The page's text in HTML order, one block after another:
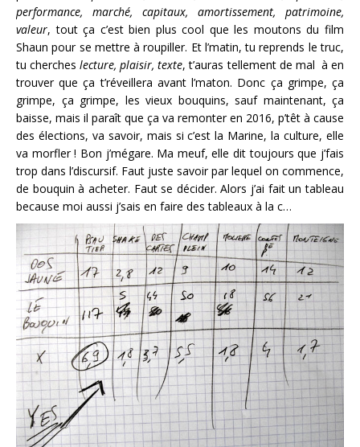
performance, marché, capitaux, amortissement, patrimoine,
valeur, tout ça c’est bien plus cool que les moutons du film
Shaun pour se mettre à roupiller. Et l’matin, tu reprends le truc,
tu chercheslecture, plaisir, texte, t’auras tellement de mal à en
trouver que ça t’réveillera avant l’maton. Donc ça grimpe, ça
grimpe, ça grimpe, les vieux bouquins, sauf maintenant, ça
baisse, mais il paraît que ça va remonter en 2016, p’têt à cause
des élections, va savoir, mais si c’est la Marine, la culture, elle
va morfler ! Bon j’mégare. Ma meuf, elle dit toujours que j’fais
trop dans l’discursif. Faut juste savoir par lequel on commence,
de bouquin à acheter. Faut se décider. Alors j’ai fait un tableau
because moi aussi j’sais en faire des tableaux à la c…